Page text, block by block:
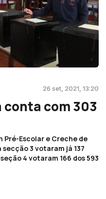
26 set, 2021, 13:20
conta com 303
Pré-Escolar e Creche de
3 votaram já 137
4 votaram 166 dos 593